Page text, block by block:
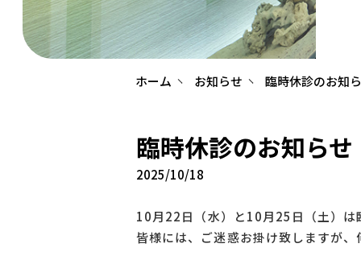
ホーム お知らせ 臨時休診のお知
臨時休診のお知らせ
2025/10/18
10月22日（水）と10月25日（土）は
皆様には、ご迷惑お掛け致しますが